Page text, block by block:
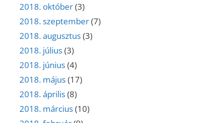
2018. október(3)
2018. szeptember(7)
2018. augusztus(3)
2018. július(3)
2018. június(4)
2018. május(17)
2018. április(8)
2018. március(10)